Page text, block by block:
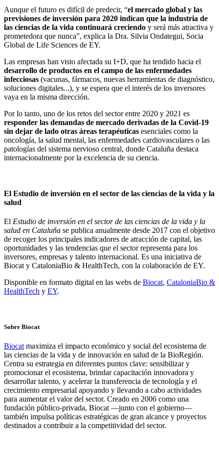
Aunque el futuro es difícil de predecir, “el mercado global y las
previsiones de inversión para 2020 indican que la industria de
las ciencias de la vida continuará creciendo y será más atractiva y
prometedora que nunca”, explica la Dra. Silvia Ondategui, Socia
Global de Life Sciences de EY.
Las empresas han visto afectada su I+D, que ha tendido hacia el
desarrollo de productos en el campo de las enfermedades
infecciosas (vacunas, fármacos, nuevas herramientas de diagnóstico,
soluciones digitales...), y se espera que el interés de los inversores
vaya en la misma dirección.
Por lo tanto, uno de los retos del sector entre 2020 y 2021 es
responder las demandas de mercado derivadas de la Covid-19
sin dejar de lado otras áreas terapéuticas esenciales como la
oncología, la salud mental, las enfermedades cardiovasculares o las
patologías del sistema nervioso central, donde Cataluña destaca
internacionalmente por la excelencia de su ciencia.
El Estudio de inversión en el sector de las ciencias de la vida y la
salud
El Estudio de inversión en el sector de las ciencias de la vida y la
salud en Cataluña se publica anualmente desde 2017 con el objetivo
de recoger los principales indicadores de atracción de capital, las
oportunidades y las tendencias que el sector representa para los
inversores, empresas y talento internacional. Es una iniciativa de
Biocat y CataloniaBio & HealthTech, con la colaboración de EY.
Disponible en formato digital en las webs de Biocat, CataloniaBio &
HealthTech y EY.
Sobre Biocat
Biocat maximiza el impacto económico y social del ecosistema de
las ciencias de la vida y de innovación en salud de la BioRegión.
Centra su estrategia en diferentes puntos clave: sensibilizar y
promocionar el ecosistema, brindar capacitación innovadora y
desarrollar talento, y acelerar la transferencia de tecnología y el
crecimiento empresarial apoyando y llevando a cabo actividades
para aumentar el valor del sector. Creado en 2006 como una
fundación público-privada, Biocat —junto con el gobierno—
también impulsa políticas estratégicas de gran alcance y proyectos
destinados a contribuir a la competitividad del sector.